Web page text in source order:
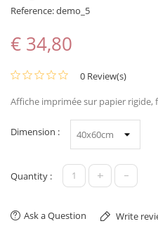
Reference:demo_5
€ 34,80
0 Review(s)
Affiche imprimée sur papier rigide,
Dimension :
Quantity : + -
Ask a Question Write